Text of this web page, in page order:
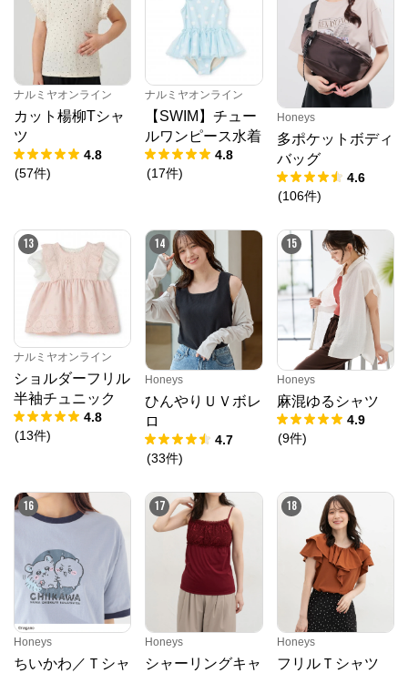
ナルミヤオンライン
カット楊柳Tシャ
ツ
4.8
(57件)
ナルミヤオンライン
【SWIM】チュー
ルワンピース水着
4.8
(17件)
Honeys
多ポケットボディ
バッグ
4.6
(106件)
13
ナルミヤオンライン
ショルダーフリル
半袖チュニック
4.8
(13件)
14
Honeys
ひんやりＵＶボレ
ロ
4.7
(33件)
15
Honeys
麻混ゆるシャツ
4.9
(9件)
16
Honeys
ちいかわ／Ｔシャ
17
Honeys
シャーリングキャ
18
Honeys
フリルＴシャツ